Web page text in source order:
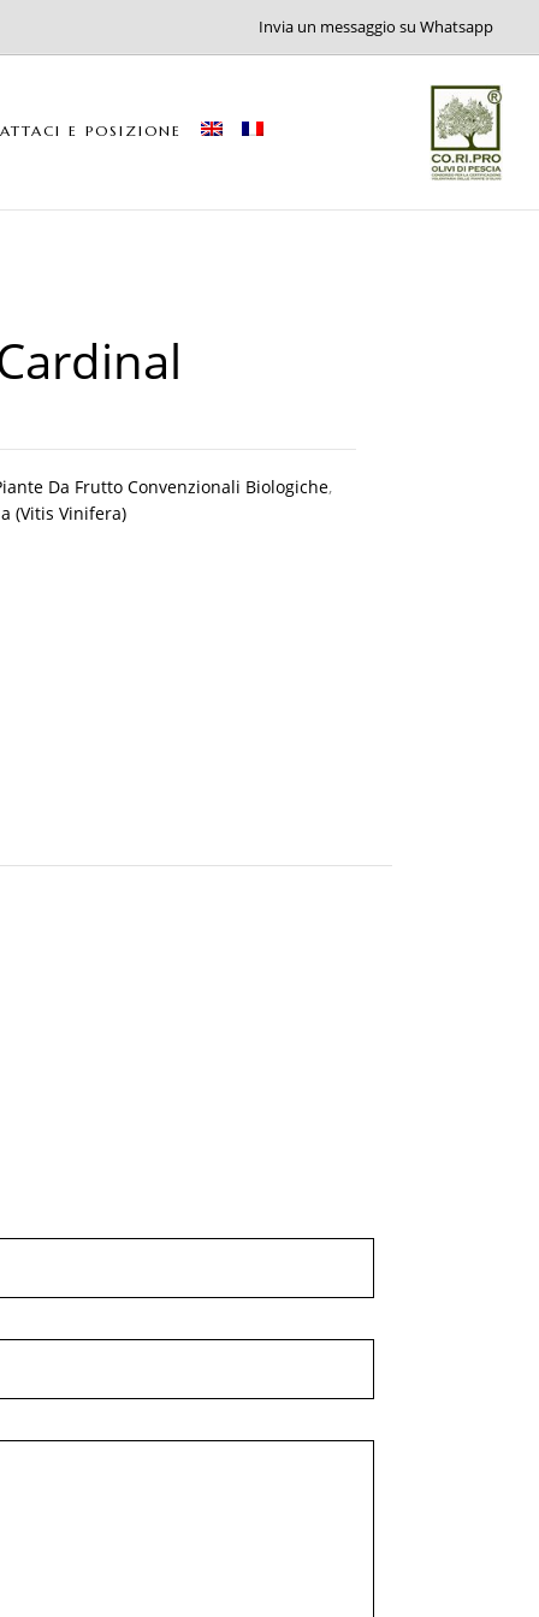
Invia un messaggio su Whatsapp
E POSIZIONE
Da Frutto Convenzionali Biologiche,
(Vitis Vinifera)